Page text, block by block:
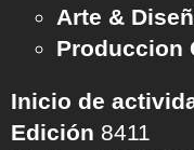
Arte &
Produccion
Inicio de
Edición 8411